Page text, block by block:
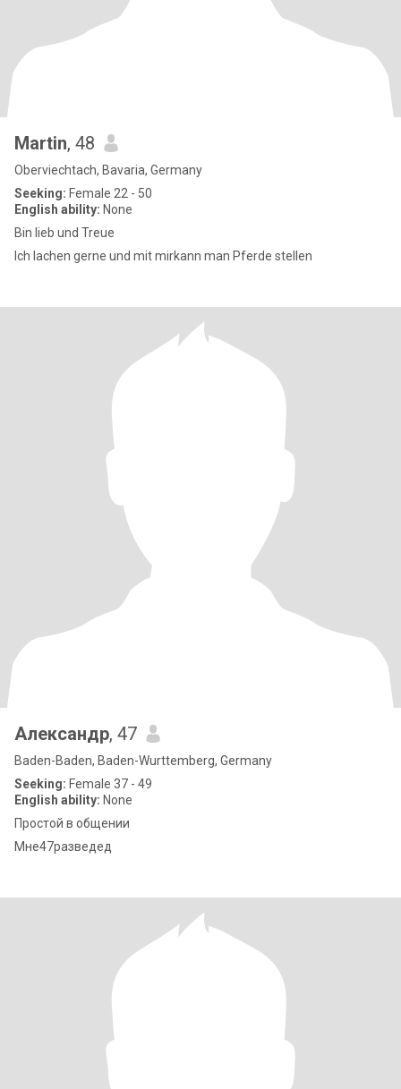
Martin, 48
Oberviechtach, Bavaria, Germany
Seeking: Female 22 - 50
English ability: None
Bin lieb und Treue
Ich lachen gerne und mit mirkann man Pferde stellen
Александр, 47
Baden-Baden, Baden-Wurttemberg, Germany
Seeking: Female 37 - 49
English ability: None
Простой в общении
Мне47разведед